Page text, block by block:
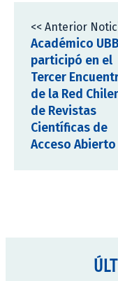
<< Anterior
Académico UBB
participó en el
Tercer
de la Red
de Revistas
Científicas de
Acceso Abierto